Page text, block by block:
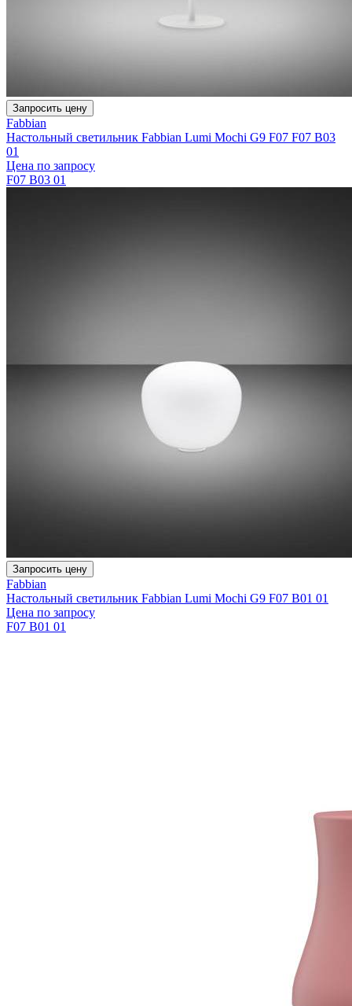
Запросить цену
Fabbian
Настольный светильник Fabbian Lumi Mochi G9 F07 F07 B03
01
Цена по запросу
F07 B03 01
Запросить цену
Fabbian
Настольный светильник Fabbian Lumi Mochi G9 F07 B01 01
Цена по запросу
F07 B01 01